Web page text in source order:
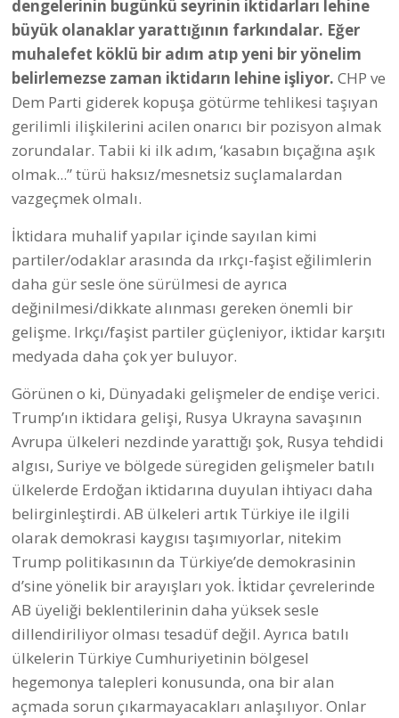
dengelerinin bugünkü seyrinin iktidarları lehine
büyük olanaklar yarattığının farkındalar. Eğer
muhalefet köklü bir adım atıp yeni bir yönelim
belirlemezse zaman iktidarın lehine işliyor. CHP ve
Dem Parti giderek kopuşa götürme tehlikesi taşıyan
gerilimli ilişkilerini acilen onarıcı bir pozisyon almak
zorundalar. Tabii ki ilk adım, ‘kasabın bıçağına aşık
olmak...” türü haksız/mesnetsiz suçlamalardan
vazgeçmek olmalı.
İktidara muhalif yapılar içinde sayılan kimi
partiler/odaklar arasında da ırkçı-faşist eğilimlerin
daha gür sesle öne sürülmesi de ayrıca
değinilmesi/dikkate alınması gereken önemli bir
gelişme. Irkçı/faşist partiler güçleniyor, iktidar karşıtı
medyada daha çok yer buluyor.
Görünen o ki, Dünyadaki gelişmeler de endişe verici.
Trump’ın iktidara gelişi, Rusya Ukrayna savaşının
Avrupa ülkeleri nezdinde yarattığı şok, Rusya tehdidi
algısı, Suriye ve bölgede süregiden gelişmeler batılı
ülkelerde Erdoğan iktidarına duyulan ihtiyacı daha
belirginleştirdi. AB ülkeleri artık Türkiye ile ilgili
olarak demokrasi kaygısı taşımıyorlar, nitekim
Trump politikasının da Türkiye’de demokrasinin
d’sine yönelik bir arayışları yok. İktidar çevrelerinde
AB üyeliği beklentilerinin daha yüksek sesle
dillendiriliyor olması tesadüf değil. Ayrıca batılı
ülkelerin Türkiye Cumhuriyetinin bölgesel
hegemonya talepleri konusunda, ona bir alan
açmada sorun çıkarmayacakları anlaşılıyor. Onlar